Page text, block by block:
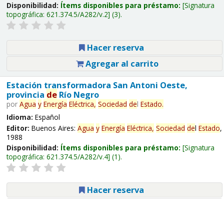
Disponibilidad: Ítems disponibles para préstamo: Signatura
topográfica: 621.374.5/A282/v.2 (3).
Hacer reserva
Agregar al carrito
Estación transformadora San Antoni Oeste,
provincia deRío Negro
por Agua y Energía Eléctrica, Sociedad del Estado.
Idioma: Español
Editor: Buenos Aires: Agua y Energía Eléctrica, Sociedad del Estado,
1988
Disponibilidad: Ítems disponibles para préstamo: Signatura
topográfica: 621.374.5/A282/v.4 (1).
Hacer reserva